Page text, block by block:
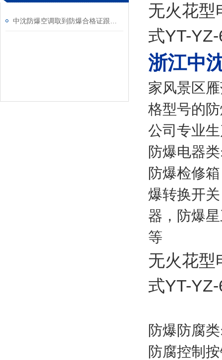
无火花型
式YT-
浙江中
家风景区
格型号的
公司专业
防爆电器
防爆检修
爆转换开
器，防爆
等
无火花型
式YT-
防爆防腐
防腐控制